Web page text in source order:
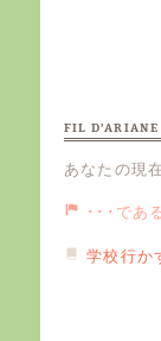
FIL D’ARIANE
あなたの現
･･･であ
学校行か